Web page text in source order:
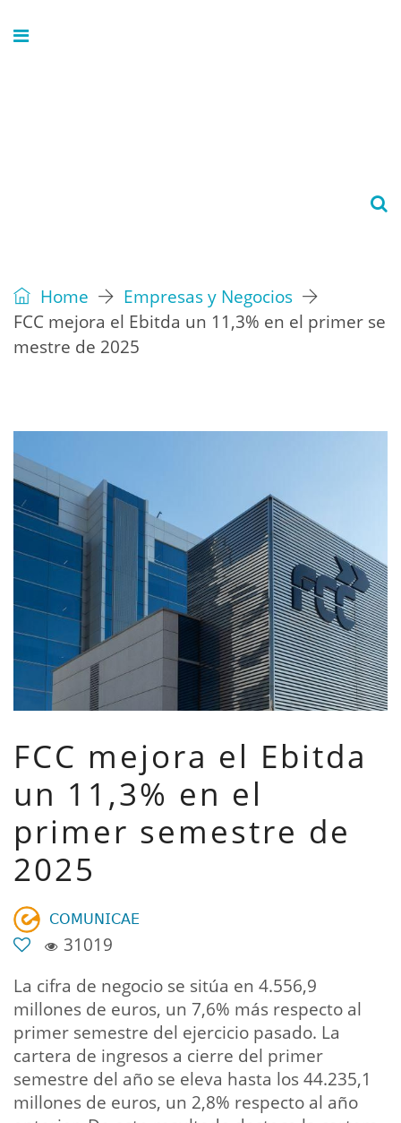
Home
Empresas y Negocios
FCC mejora el Ebitda un 11,3% en el primer se
mestre de 2025
FCC mejora el Ebitda
un 11,3% en el
primer semestre de
2025
𝖢𝖮𝖬𝖴𝖭𝖨𝖢𝖠𝖤
31019
La cifra de negocio se sitúa en 4.556,9
millones de euros, un 7,6% más respecto al
primer semestre del ejercicio pasado. La
cartera de ingresos a cierre del primer
semestre del año se eleva hasta los 44.235,1
millones de euros, un 2,8% respecto al año